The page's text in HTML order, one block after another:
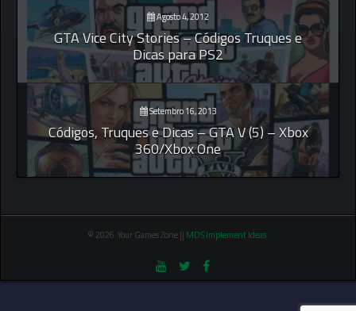
Agosto 4, 2012
GTA Vice City Stories – Códigos Truques e
Dicas para PS2
Setembro 16, 2013
Códigos, Truques e Dicas – GTA V (5) – Xbox
360/Xbox One
© 2026 Your Games Zone || MDS Implement Ideas